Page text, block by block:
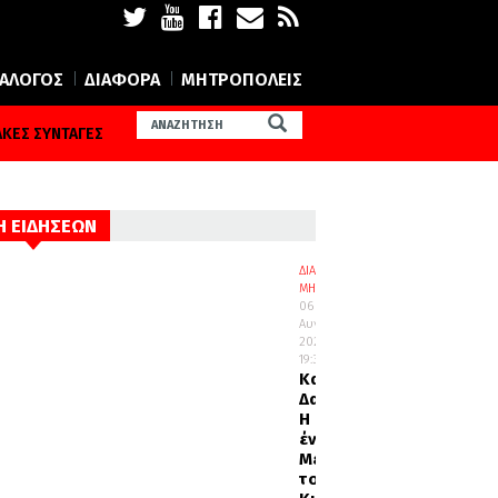
ΔΙΑΦΟΡΑ ΜΗΤΡΟΠΟΛΕΙΣ
ΣΥΝΤΑΓΕΣ
ΕΙΔΗΣΕΩΝ
ΔΙΑΛΟΓΟΣ
ΜΗΤΡΟΠΟΛΕΙΣ
06
Αυγούστου
2026
19:32
Καισαριανής
Δανιήλ:
Η
ένδοξη
Μεταμόρφωση
του